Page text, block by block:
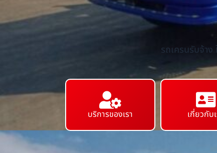
รถเครนรับจ้า
บริการของเรา เกี่ยวกับ